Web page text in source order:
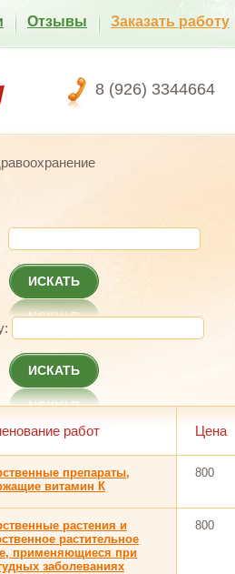
8 (926) 3344664
Отзывы Заказать работу
ИСКАТЬ
ИСКАТЬ
работ Цена
препараты,
витамин К
800
растения и
растительное
применяющиеся при
заболеваниях
800